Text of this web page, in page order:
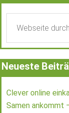
Neueste
Clever online
Samen ankommt